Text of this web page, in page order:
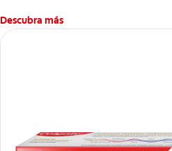
Descubra más